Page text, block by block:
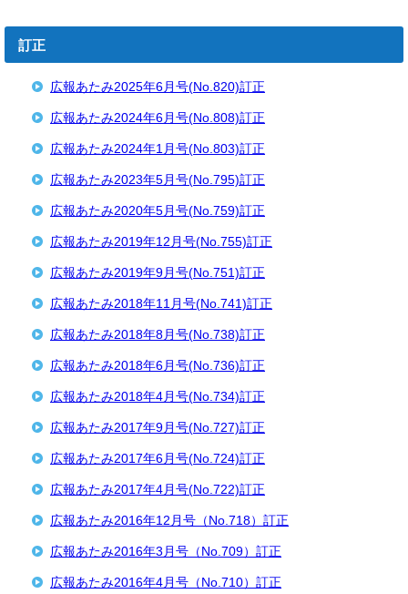
訂正
広報あたみ2025年6月号(No.820)訂正
広報あたみ2024年6月号(No.808)訂正
広報あたみ2024年1月号(No.803)訂正
広報あたみ2023年5月号(No.795)訂正
広報あたみ2020年5月号(No.759)訂正
広報あたみ2019年12月号(No.755)訂正
広報あたみ2019年9月号(No.751)訂正
広報あたみ2018年11月号(No.741)訂正
広報あたみ2018年8月号(No.738)訂正
広報あたみ2018年6月号(No.736)訂正
広報あたみ2018年4月号(No.734)訂正
広報あたみ2017年9月号(No.727)訂正
広報あたみ2017年6月号(No.724)訂正
広報あたみ2017年4月号(No.722)訂正
広報あたみ2016年12月号（No.718）訂正
広報あたみ2016年3月号（No.709）訂正
広報あたみ2016年4月号（No.710）訂正